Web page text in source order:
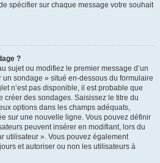
spécifier sur chaque message votre souhait
?
sujet ou modifiez le premier message d’un
un sondage » situé en-dessous du formulaire
n’est pas disponible, il est probable que
créer des sondages. Saisissez le titre du
options dans les champs adéquats,
sur une nouvelle ligne. Vous pouvez définir
peuvent insérer en modifiant, lors du
utilisateur ». Vous pouvez également
et autoriser ou non les utilisateurs à